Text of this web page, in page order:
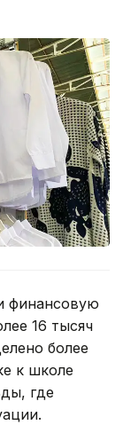
финансовую
16 тысяч
более
к школе
где